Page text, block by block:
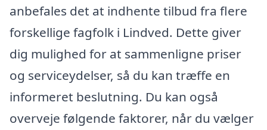
anbefales det at indhente tilbud fra flere
forskellige fagfolk i Lindved. Dette giver
dig mulighed for at sammenligne priser
og serviceydelser, så du kan træffe en
informeret beslutning. Du kan også
overveje følgende faktorer, når du vælger